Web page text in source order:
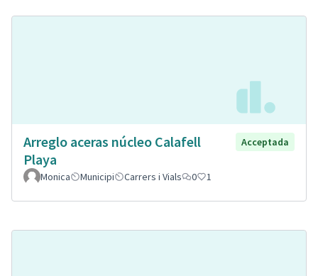
Arreglo aceras núcleo Calafell
Playa
Acceptada
Monica Municipi Carrers i Vials 0 1